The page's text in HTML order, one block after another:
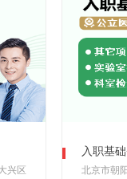
兴区
入职基础
北京市朝